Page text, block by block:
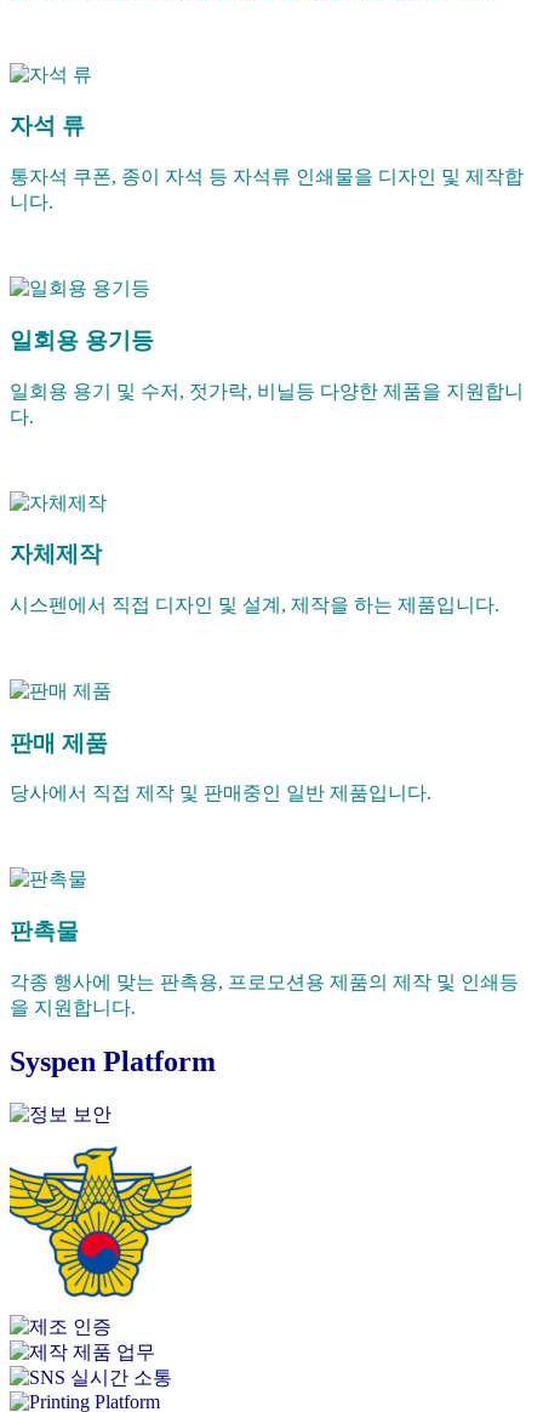
자석 류
통자석 쿠폰, 종이 자석 등 자석류 인쇄물을 디자인 및 제작합
니다.
일회용 용기등
일회용 용기 및 수저, 젓가락, 비닐등 다양한 제품을 지원합니
다.
자체제작
시스펜에서 직접 디자인 및 설계, 제작을 하는 제품입니다.
판매 제품
당사에서 직접 제작 및 판매중인 일반 제품입니다.
판촉물
각종 행사에 맞는 판촉용, 프로모션용 제품의 제작 및 인쇄등
을 지원합니다.
Syspen Platform